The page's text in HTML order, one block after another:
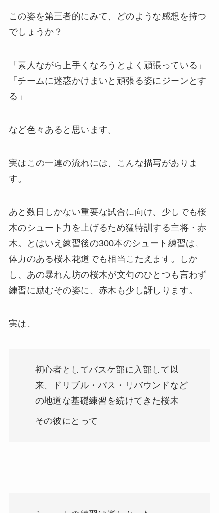
この姿を第三者的にみて、どのような感想を持つ
でしょうか？
「素人ながら上手くなろうとよく頑張っている」
「チームに迷惑かけまいと頑張る姿にジーンとす
る」
など色々あると思います。
実はこの一連の流れには、こんな描写がありま
す。
あと数日しかない重要な試合に向け、少しでも桜
木のシュート力を上げるため猛特訓する主将・赤
木。とはいえ練習後の300本のシュート練習は、
体力のある桜木花道でも相当こたえます。しか
し、あの暴れん坊の桜木が文句のひとつも言わず
練習に励むその姿に、赤木も少し訝しります。
実は、
初心者としてバスケ部に入部して以
来、ドリブル・パス・リバウンドなど
の地道な基礎練習を続けてきた桜木
その彼にとって